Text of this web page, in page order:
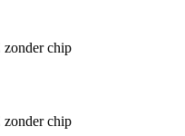
chip
chip